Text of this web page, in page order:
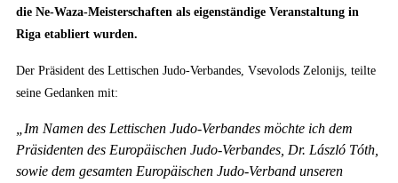
die Ne-Waza-Meisterschaften als eigenständige Veranstaltung in
Riga etabliert wurden.
Der Präsident des Lettischen Judo-Verbandes, Vsevolods Zelonijs, teilte
seine Gedanken mit:
„Im Namen des Lettischen Judo-Verbandes möchte ich dem
Präsidenten des Europäischen Judo-Verbandes, Dr. László Tóth,
sowie dem gesamten Europäischen Judo-Verband unseren